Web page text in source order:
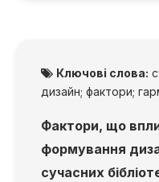
Ключові слова:
дизайн; фактори;
Фактори, що
формування
сучасних